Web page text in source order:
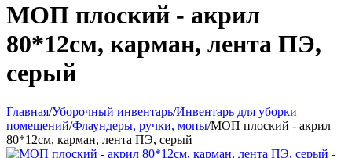
МОП плоский - акрил
80*12см, карман, лента ПЭ,
серый
Главная/Уборочный инвентарь/Инвентарь для уборки
помещений/Флаундеры, ручки, мопы/МОП плоский - акрил
80*12см, карман, лента ПЭ, серый